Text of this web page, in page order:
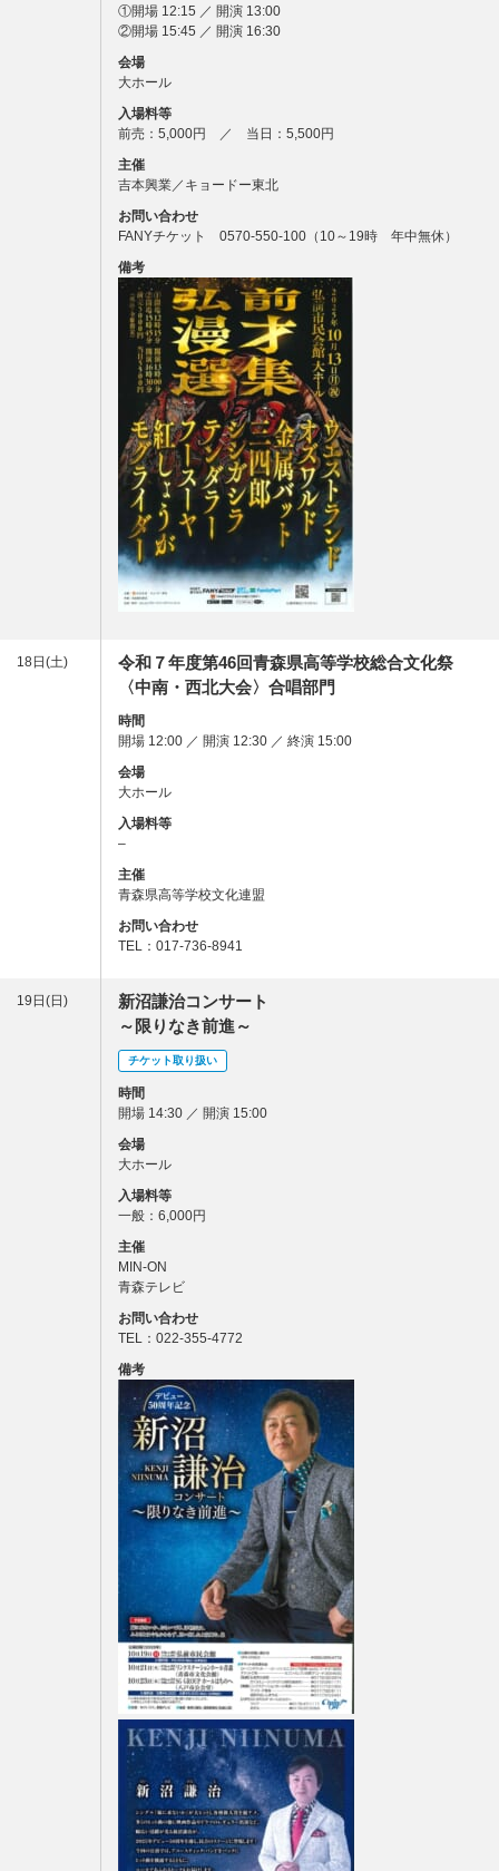
①開場 12:15 ／ 開演 13:00
②開場 15:45 ／ 開演 16:30
会場
大ホール
入場料等
前売：5,000円 ／ 当日：5,500円
主催
吉本興業／キョードー東北
お問い合わせ
FANYチケット 0570-550-100（10～19時 年中無休）
備考
18日(土)
令和７年度第46回青森県高等学校総合文化祭
〈中南・西北大会〉合唱部門
時間
開場 12:00 ／ 開演 12:30 ／ 終演 15:00
会場
大ホール
入場料等
–
主催
青森県高等学校文化連盟
お問い合わせ
TEL：017-736-8941
19日(日)
新沼謙治コンサート
～限りなき前進～
チケット取り扱い
時間
開場 14:30 ／ 開演 15:00
会場
大ホール
入場料等
一般：6,000円
主催
MIN-ON
青森テレビ
お問い合わせ
TEL：022-355-4772
備考